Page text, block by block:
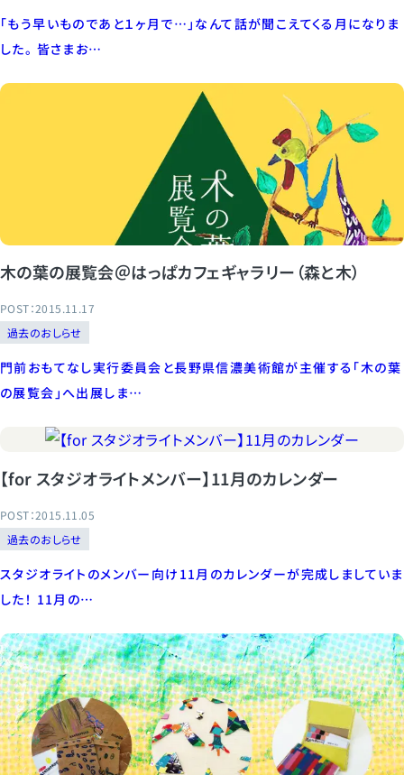
「もう早いものであと１ヶ月で…」なんて話が聞こえてくる月になりま
した。 皆さまお…
木の葉の展覧会＠はっぱカフェギャラリー（森と木）
POST：2015.11.17
過去のおしらせ
門前おもてなし実行委員会と長野県信濃美術館が主催する「木の葉
の展覧会」へ出展しま…
【for スタジオライトメンバー】11月のカレンダー
POST：2015.11.05
過去のおしらせ
スタジオライトのメンバー向け11月のカレンダーが完成しましていま
した！ 11月の…